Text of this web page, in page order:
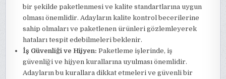
bir şekilde paketlenmesi ve kalite standartlarına uygun
olması önemlidir. Adayların kalite kontrol becerilerine
sahip olmaları ve paketlenen ürünleri gözlemleyerek
hataları tespit edebilmeleri beklenir.
İş Güvenliği ve Hijyen: Paketleme işlerinde, iş
güvenliği ve hijyen kurallarına uyulması önemlidir.
Adayların bu kurallara dikkat etmeleri ve güvenli bir